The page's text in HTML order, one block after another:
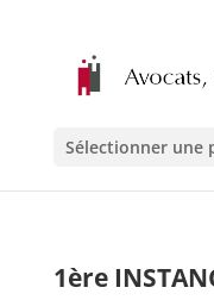
Sélectionner une
1ère